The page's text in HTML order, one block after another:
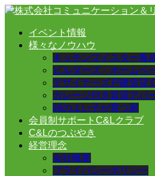
イベント情報
様々なノウハウ
キッチンマイスター養
ビルダーズ・ホームペ
デザイナーズ戸建賃貸
ガレージ付き賃貸アパ
頭のよい子が育つ家
会員制サポートC&Lクラブ
C&Lのつぶやき
経営理念
会社概要
プライバシーポリシー